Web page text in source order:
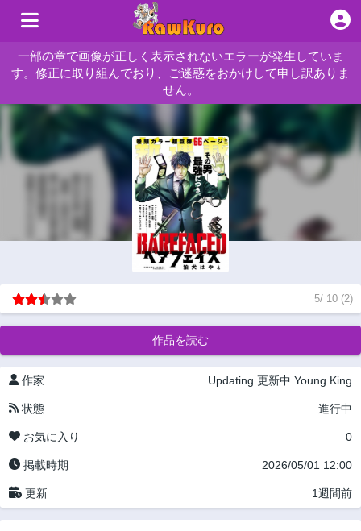
一部の章で画像が正しく表示されないエラーが発生していま
す。修正に取り組んでおり、ご迷惑をおかけして申し訳ありま
せん。
5/ 10 (2)
作品を読む
作家 Updating 更新中 Young King
状態 進行中
お気に入り 0
掲載時期 2026/05/01 12:00
更新 1週間前